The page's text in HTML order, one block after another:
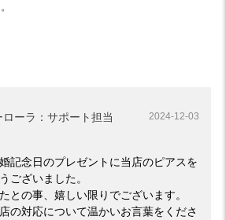
ローラ：サポート担当 2024-12-03
記念日のプレゼントに当店のピアスを
ございました。
との事、嬉しい限りでございます。
の対応について温かいお言葉をくださ